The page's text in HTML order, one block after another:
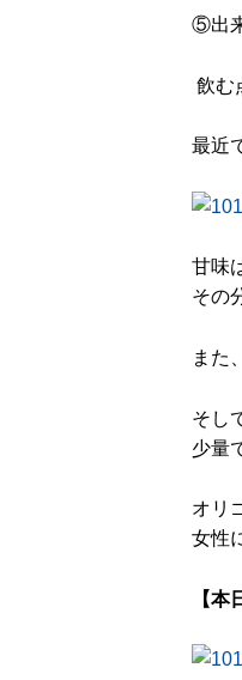
⑤出
飲む
最近
甘味
その
また
そし
少量
オリ
女性
【本